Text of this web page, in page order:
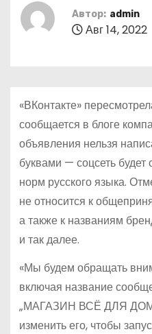
Автор: admin
Авг 14, 2022
«ВКонтакте»
сообщается в блоге
объявления нельзя
буквами — соцсеть
норм русского языка.
не относится к
а также к названиям
и так далее.
«Мы будем обращать
включая название
„МАГАЗИН ВСЁ ДЛЯ
изменить его, чтобы